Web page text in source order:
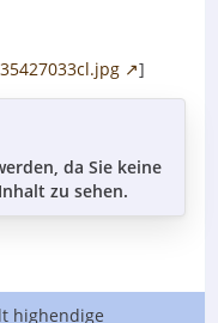
]
da Sie keine
zu sehen.
highendige